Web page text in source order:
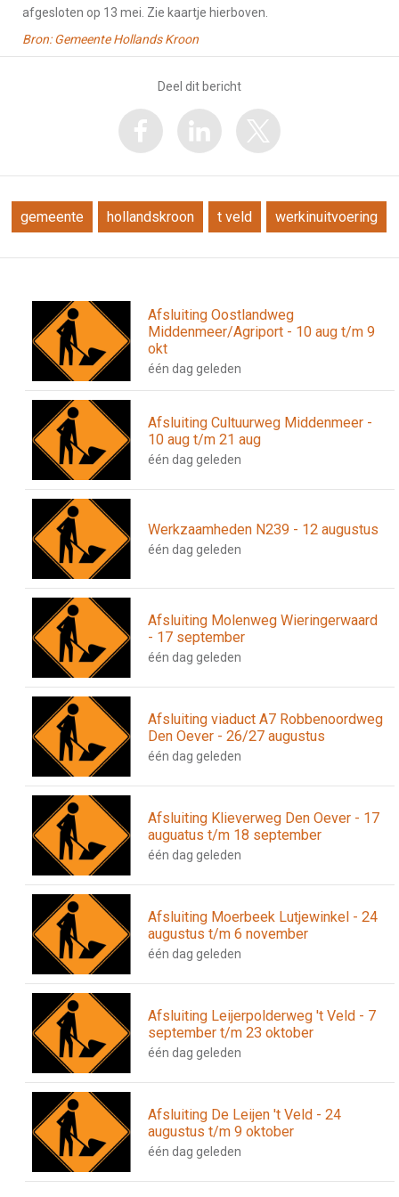
afgesloten op 13 mei. Zie kaartje hierboven.
Bron: Gemeente Hollands Kroon
Deel dit bericht
gemeente hollandskroon t veld werkinuitvoering
Afsluiting Oostlandweg
Middenmeer/Agriport - 10 aug t/m 9
okt
één dag geleden
Afsluiting Cultuurweg Middenmeer -
10 aug t/m 21 aug
één dag geleden
Werkzaamheden N239 - 12 augustus
één dag geleden
Afsluiting Molenweg Wieringerwaard
- 17 september
één dag geleden
Afsluiting viaduct A7 Robbenoordweg
Den Oever - 26/27 augustus
één dag geleden
Afsluiting Klieverweg Den Oever - 17
auguatus t/m 18 september
één dag geleden
Afsluiting Moerbeek Lutjewinkel - 24
augustus t/m 6 november
één dag geleden
Afsluiting Leijerpolderweg 't Veld - 7
september t/m 23 oktober
één dag geleden
Afsluiting De Leijen 't Veld - 24
augustus t/m 9 oktober
één dag geleden